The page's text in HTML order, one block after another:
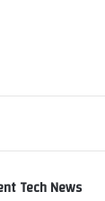
Tech News